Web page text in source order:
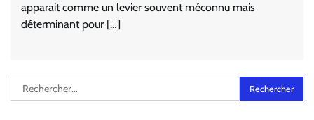
apparait comme un levier souvent méconnu mais
déterminant pour […]
Rechercher :